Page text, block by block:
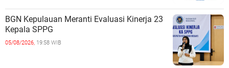
BGN Kepulauan Meranti Evaluasi Kinerja 23
Kepala SPPG
05/08/2026, 19:58 WIB